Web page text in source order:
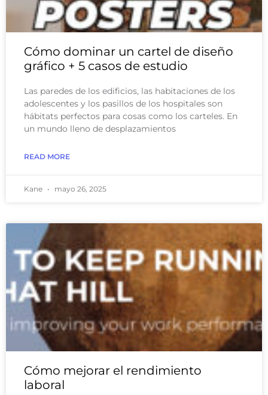
Cómo dominar un cartel de diseño
gráfico + 5 casos de estudio
Las paredes de los edificios, las habitaciones de los
adolescentes y los pasillos de los hospitales son
hábitats perfectos para cosas como los carteles. En
un mundo lleno de desplazamientos
READ MORE
Kane mayo 26, 2025
Cómo mejorar el rendimiento
laboral